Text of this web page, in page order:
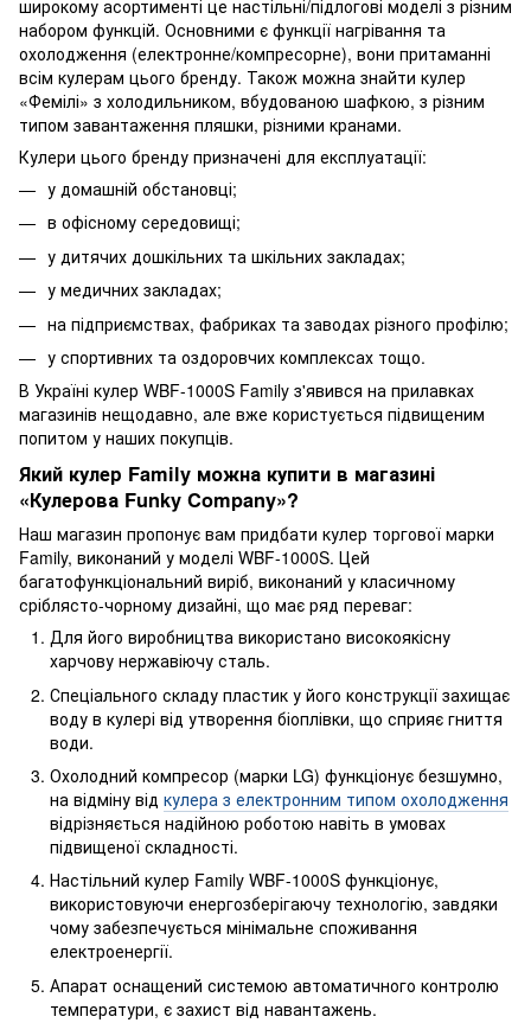
широкому асортименті це настільні/підлогові моделі з різним
набором функцій. Основними є функції нагрівання та
охолодження (електронне/компресорне), вони притаманні
всім кулерам цього бренду. Також можна знайти кулер
«Фемілі» з холодильником, вбудованою шафкою, з різним
типом завантаження пляшки, різними кранами.
Кулери цього бренду призначені для експлуатації:
у домашній обстановці;
в офісному середовищі;
у дитячих дошкільних та шкільних закладах;
у медичних закладах;
на підприємствах, фабриках та заводах різного профілю;
у спортивних та оздоровчих комплексах тощо.
В Україні кулер WBF-1000S Family з'явився на прилавках
магазинів нещодавно, але вже користується підвищеним
попитом у наших покупців.
Який кулер Family можна купити в магазині
«Кулерова Funky Company»?
Наш магазин пропонує вам придбати кулер торгової марки
Family, виконаний у моделі WBF-1000S. Цей
багатофункціональний виріб, виконаний у класичному
сріблясто-чорному дизайні, що має ряд переваг:
Для його виробництва використано високоякісну
харчову нержавіючу сталь.
Спеціального складу пластик у його конструкції захищає
воду в кулері від утворення біоплівки, що сприяє гниття
води.
Охолодний компресор (марки LG) функціонує безшумно,
на відміну від кулера з електронним типом охолодження
відрізняється надійною роботою навіть в умовах
підвищеної складності.
Настільний кулер Family WBF-1000S функціонує,
використовуючи енергозберігаючу технологію, завдяки
чому забезпечується мінімальне споживання
електроенергії.
Апарат оснащений системою автоматичного контролю
температури, є захист від навантажень.